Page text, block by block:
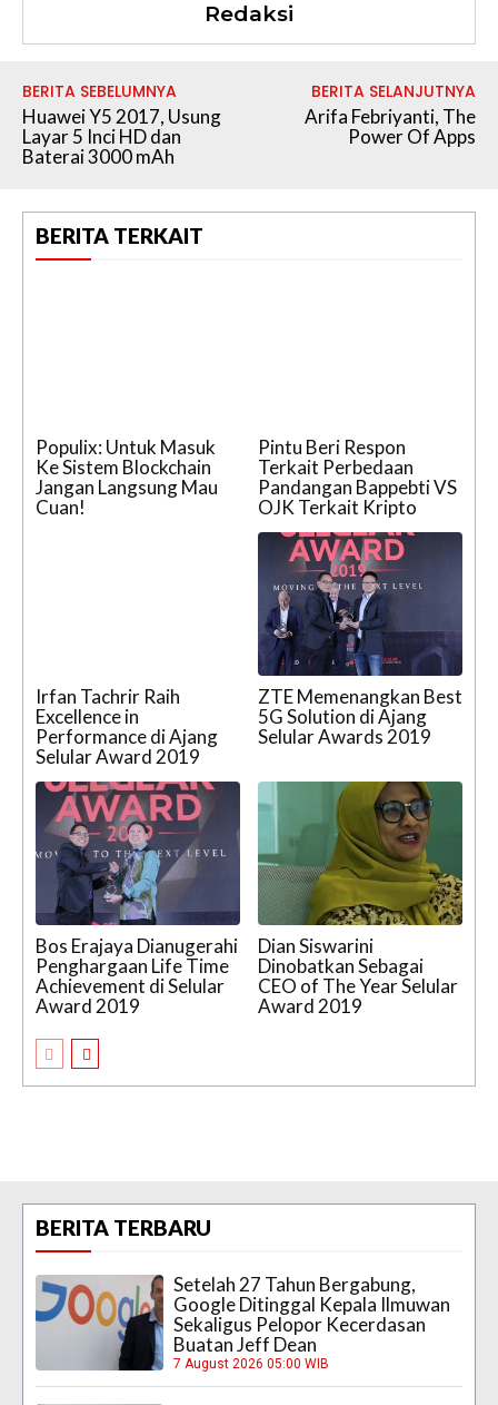
Redaksi
BERITA SEBELUMNYA
Huawei Y5 2017, Usung
Layar 5 Inci HD dan
Baterai 3000 mAh
BERITA SELANJUTNYA
Arifa Febriyanti, The
Power Of Apps
BERITA TERKAIT
Populix: Untuk Masuk
Ke Sistem Blockchain
Jangan Langsung Mau
Cuan!
Pintu Beri Respon
Terkait Perbedaan
Pandangan Bappebti VS
OJK Terkait Kripto
Irfan Tachrir Raih
Excellence in
Performance di Ajang
Selular Award 2019
ZTE Memenangkan Best
5G Solution di Ajang
Selular Awards 2019
Bos Erajaya Dianugerahi
Penghargaan Life Time
Achievement di Selular
Award 2019
Dian Siswarini
Dinobatkan Sebagai
CEO of The Year Selular
Award 2019
BERITA TERBARU
Setelah 27 Tahun Bergabung,
Google Ditinggal Kepala Ilmuwan
Sekaligus Pelopor Kecerdasan
Buatan Jeff Dean
7 August 2026 05:00 WIB